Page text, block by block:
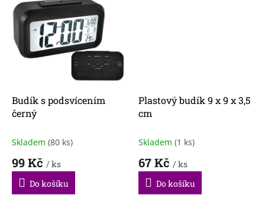
Budík s podsvícením
černý
Skladem (80 ks)
99 Kč / ks
Do košíku
Plastový budík 9 x 9 x 3,5
cm
Skladem (1 ks)
67 Kč / ks
Do košíku